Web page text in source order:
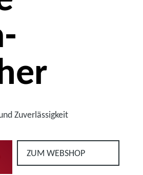
Zuverlässigkeit
ZUM WEBSHOP